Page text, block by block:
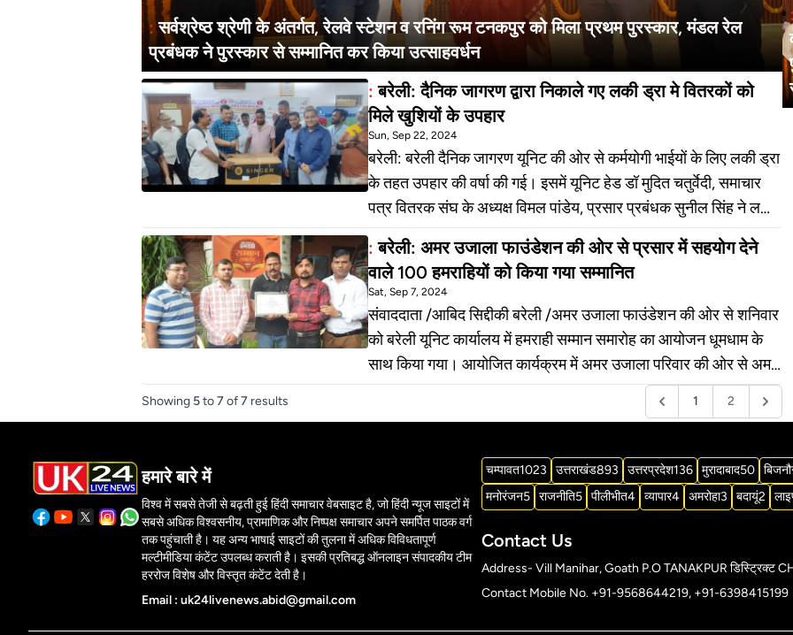
:सर्वश्रेष्ठ श्रेणी के अंतर्गत, रेलवे स्टेशन व रनिंग रूम टनकपुर को मिला प्रथम पुरस्कार, मंडल रेल
प्रबंधक ने पुरस्कार से सम्मानित कर किया उत्साहवर्धन
:बरेली: दैनिक जागरण द्वारा निकाले गए लकी ड्रा मे वितरकों को
मिले खुशियों के उपहार
Sun, Sep 22, 2024
बरेली: बरेली दैनिक जागरण यूनिट की ओर से कर्मयोगी भाईयों के लिए लकी ड्रा
के तहत उपहार की वर्षा की गई। इसमें यूनिट हेड डॉ मुदित चतुर्वेदी, समाचार
पत्र वितरक संघ के अध्यक्ष विमल पांडेय, प्रसार प्रबंधक सुनील सिंह ने लकी
ड्रा निकाला। इसमें राजेंद्र नगर के कर्मयोगी अनूप को वाशिंग मशीन, नॉवल्टी
के कर्मयोगी कमल को लकी ड्रॉ में साइकिल निकली। लकी ड्रॉ में प्रत्येक
वितरक को निश्चित उपहार दिये गये। कर्मयोगियों की विशेष पहचान के लिए उन्हें
कर्मयोगियों पहचान पत्र और बीते दिनों कराये गये बीमा के पालिसी पेपर को भी
वितरित किया गया।
:बरेली: अमर उजाला फाउंडेशन की ओर से प्रसार में सहयोग देने
वाले 100 हमराहियों को किया गया सम्मानित
Sat, Sep 7, 2024
संवाददाता /आबिद सिद्दीकी बरेली /अमर उजाला फाउंडेशन की ओर से शनिवार
को बरेली यूनिट कार्यालय में हमराही सम्मान समारोह का आयोजन धूमधाम के
साथ किया गया। आयोजित कार्यक्रम में अमर उजाला परिवार की ओर से अमर
उजाला प्रसार में विशेष योगदान के लिए 100 हमराहियों को प्रशस्ति पत्र
देकर सम्मानित किया गया। इस मौके पर अमर उजाला के वरिष्ठ अधिकारियों ने
तिवारी, मुख्य महाप्रबंधक अतुल मिश्रा, समाचार पत्र वितरक संघ अध्यक्ष
विमल पांडेय, प्रसार प्रबंधक जय सिंह समेत प्रसार की टीम व वितरक समाज
मौजूद रहे।
Showing 5to7of7 results 1 2
हमारे बारे में
विश्व में सबसे तेजी से बढ़ती हुई हिंदी समाचार वेबसाइट है, जो हिंदी न्यूज साइटों में
सबसे अधिक विश्वसनीय, प्रामाणिक और निष्पक्ष समाचार अपने समर्पित पाठक वर्ग
तक पहुंचाती है। यह अन्य भाषाई साइटों की तुलना में अधिक विविधतापूर्ण
मल्टीमीडिया कंटेंट उपलब्ध कराती है। इसकी प्रतिबद्ध ऑनलाइन संपादकीय टीम
हररोज विशेष और विस्तृत कंटेंट देती है।
Email : uk24livenews.abid@gmail.com
चम्पावत1023 उत्तराखंड893 उत्तरप्रदेश136 मुरादाबाद50
मनोरंजन5 राजनीति5 पीलीभीत4 व्यापार4 अमरोहा3 बदायूं2
Contact Us
Address- Vill Manihar, Goath P.O TANAKPUR डिस्ट्रिक्ट
Contact Mobile No. +91-9568644219, +91-6398415199